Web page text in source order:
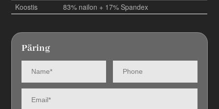
Koostis
83% nailon + 17% Spandex
Päring